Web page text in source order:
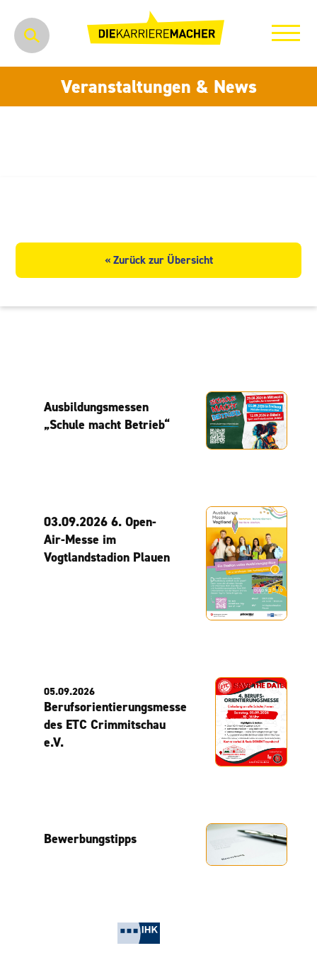
Veranstaltungen & News
« Zurück zur Übersicht
Ausbildungsmessen
„Schule macht Betrieb“
03.09.2026 6. Open-
Air-Messe im
Vogtlandstadion Plauen
05.09.2026
Berufsorientierungsmesse
des ETC Crimmitschau
e.V.
Bewerbungstipps